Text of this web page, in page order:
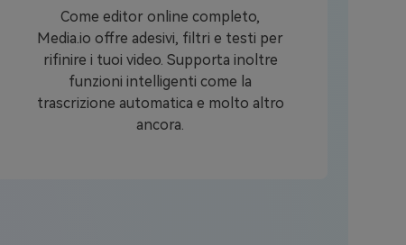
Come editor online completo,
Media.io offre adesivi, filtri e testi per
rifinire i tuoi video. Supporta inoltre
funzioni intelligenti come la
trascrizione automatica e molto altro
ancora.